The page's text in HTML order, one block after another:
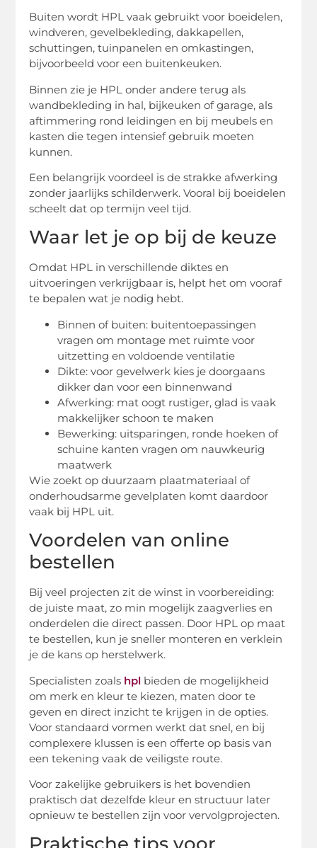
Buiten wordt HPL vaak gebruikt voor boeidelen,
windveren, gevelbekleding, dakkapellen,
schuttingen, tuinpanelen en omkastingen,
bijvoorbeeld voor een buitenkeuken.
Binnen zie je HPL onder andere terug als
wandbekleding in hal, bijkeuken of garage, als
aftimmering rond leidingen en bij meubels en
kasten die tegen intensief gebruik moeten
kunnen.
Een belangrijk voordeel is de strakke afwerking
zonder jaarlijks schilderwerk. Vooral bij boeidelen
scheelt dat op termijn veel tijd.
Waar let je op bij de keuze
Omdat HPL in verschillende diktes en
uitvoeringen verkrijgbaar is, helpt het om vooraf
te bepalen wat je nodig hebt.
Binnen of buiten: buitentoepassingen
vragen om montage met ruimte voor
uitzetting en voldoende ventilatie
Dikte: voor gevelwerk kies je doorgaans
dikker dan voor een binnenwand
Afwerking: mat oogt rustiger, glad is vaak
makkelijker schoon te maken
Bewerking: uitsparingen, ronde hoeken of
schuine kanten vragen om nauwkeurig
maatwerk
Wie zoekt op duurzaam plaatmateriaal of
onderhoudsarme gevelplaten komt daardoor
vaak bij HPL uit.
Voordelen van online
bestellen
Bij veel projecten zit de winst in voorbereiding:
de juiste maat, zo min mogelijk zaagverlies en
onderdelen die direct passen. Door HPL op maat
te bestellen, kun je sneller monteren en verklein
je de kans op herstelwerk.
Specialisten zoals hpl bieden de mogelijkheid
om merk en kleur te kiezen, maten door te
geven en direct inzicht te krijgen in de opties.
Voor standaard vormen werkt dat snel, en bij
complexere klussen is een offerte op basis van
een tekening vaak de veiligste route.
Voor zakelijke gebruikers is het bovendien
praktisch dat dezelfde kleur en structuur later
opnieuw te bestellen zijn voor vervolgprojecten.